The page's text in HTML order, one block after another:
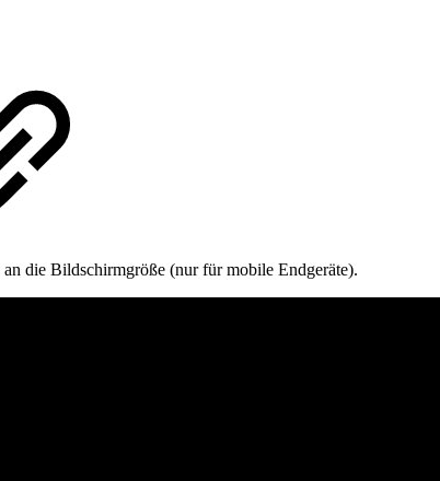
die Bildschirmgröße (nur für mobile Endgeräte).